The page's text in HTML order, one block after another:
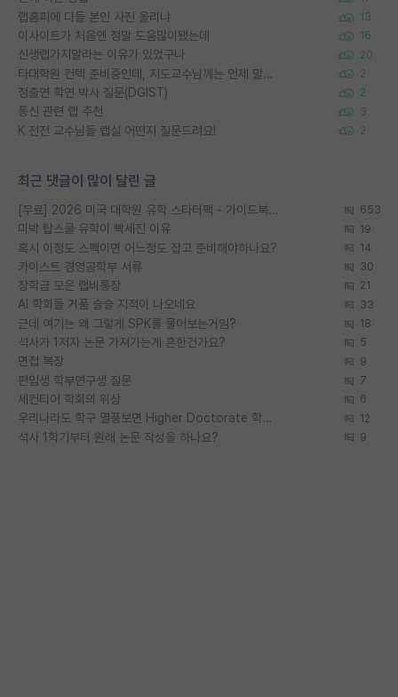
랩홈피에 다들 본인 사진 올리냐 13
이사이트가 처음엔 정말 도움많이됐는데 16
신생랩가지말라는 이유가 있었구나 20
타대학원 컨텍 준비중인데, 지도교수님께는 언제 말씀드려야 할까요? 2
정출연 학연 박사 질문(DGIST) 2
통신 관련 랩 추천 3
K 전전 교수님들 랩실 어떤지 질문드려요! 2
최근 댓글이 많이 달린 글
[무료] 2026 미국 대학원 유학 스타터팩 - 가이드북 & 합격자 컨택메일 템플릿 653
미박 탑스쿨 유학이 빡세진 이유 19
혹시 이정도 스펙이면 어느정도 잡고 준비해야하나요? 14
카이스트 경영공학부 서류 30
장학금 모은 랩비통장 21
AI 학회들 거품 슬슬 지적이 나오네요 33
근데 여기는 왜 그렇게 SPK를 물어보는거임? 18
석사가 1저자 논문 가져가는게 흔한건가요? 5
면접 복장 9
편입생 학부연구생 질문 7
세컨티어 학회의 위상 6
우리나라도 학구 열풍보면 Higher Doctorate 학위가 필요하다고 봅니다. 12
석사 1학기부터 원래 논문 작성을 하나요? 9